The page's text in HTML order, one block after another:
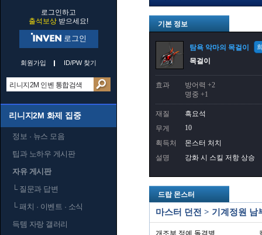
로그인하고
출석보상 받으세요!
로그인
회원가입 ID/PW 찾기
리니지2M 화제 집중
정보 · 뉴스 모음
팁과 노하우 게시판
자유 게시판
└질문과 답변
└패치 · 이벤트 · 소식
득템 자랑 갤러리
기본 정보
탐욕 악마의 목걸이
목걸이
효과
방어력 +2
명중 +1
재질
흑요석
무게
10
획득처
몬스터 처치
설명
강화 시 스킬 저항 상승
드랍 몬스터
마스터 던전 > 기계정원 남
개조부 정예 돌격병